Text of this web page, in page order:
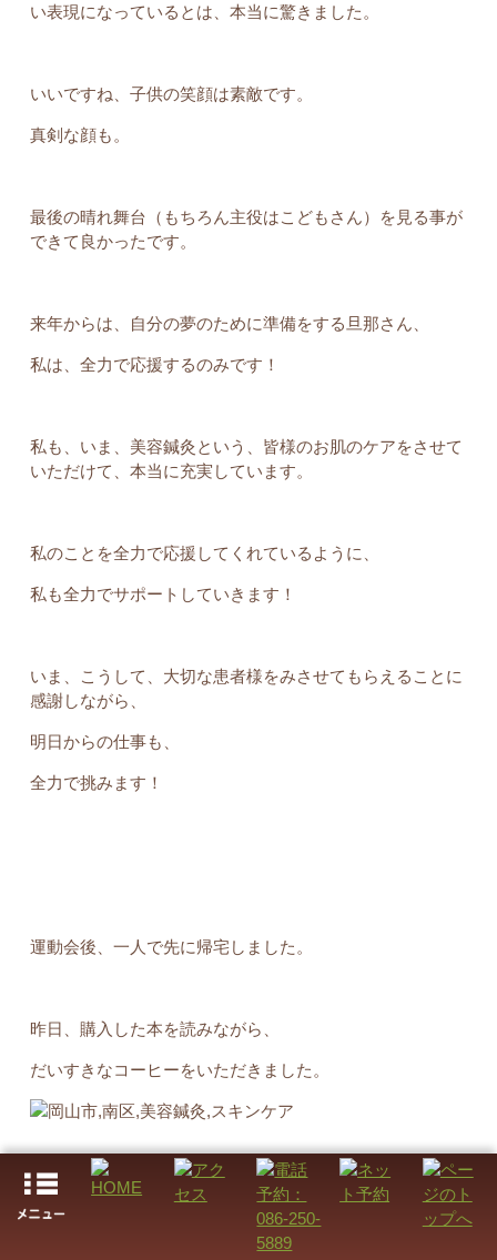
い表現になっているとは、本当に驚きました。
いいですね、子供の笑顔は素敵です。
真剣な顔も。
最後の晴れ舞台（もちろん主役はこどもさん）を見る事が
できて良かったです。
来年からは、自分の夢のために準備をする旦那さん、
私は、全力で応援するのみです！
私も、いま、美容鍼灸という、皆様のお肌のケアをさせて
いただけて、本当に充実しています。
私のことを全力で応援してくれているように、
私も全力でサポートしていきます！
いま、こうして、大切な患者様をみさせてもらえることに
感謝しながら、
明日からの仕事も、
全力で挑みます！
運動会後、一人で先に帰宅しました。
昨日、購入した本を読みながら、
だいすきなコーヒーをいただきました。
久しぶりにゆっくりとした休日でした。